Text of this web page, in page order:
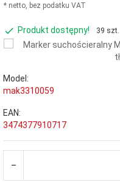
* netto, bez podatku VAT
Produkt dostępny! 39 szt.
Model:
mak3310059
EAN:
3474377910717